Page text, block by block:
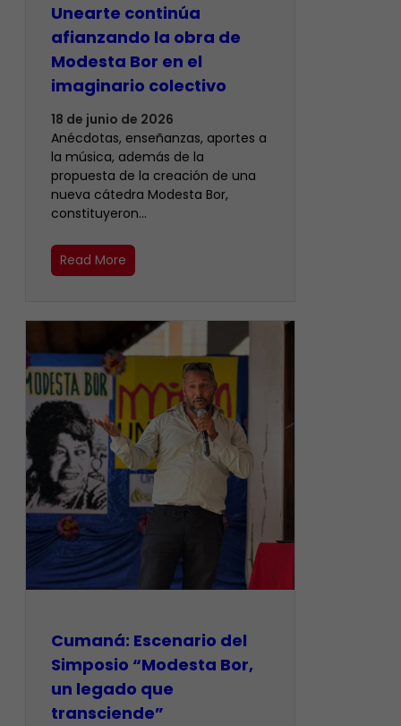
Unearte continúa
afianzando la obra de
Modesta Bor en el
imaginario colectivo
18 de junio de 2026
Anécdotas, enseñanzas, aportes a
la música, además de la
propuesta de la creación de una
nueva cátedra Modesta Bor,
constituyeron…
Read More
Cumaná: Escenario del
Simposio “Modesta Bor,
un legado que
transciende”